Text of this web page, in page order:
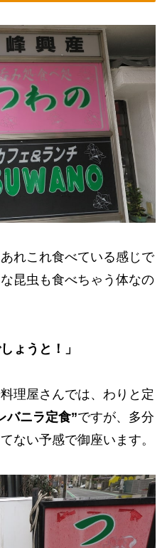
れこれ食べている感じで
昆虫も食べちゃう体なの
ょうと！」
理屋さんでは、わりと定
バニラ定食”ですが、多分
ない予感で御座います。